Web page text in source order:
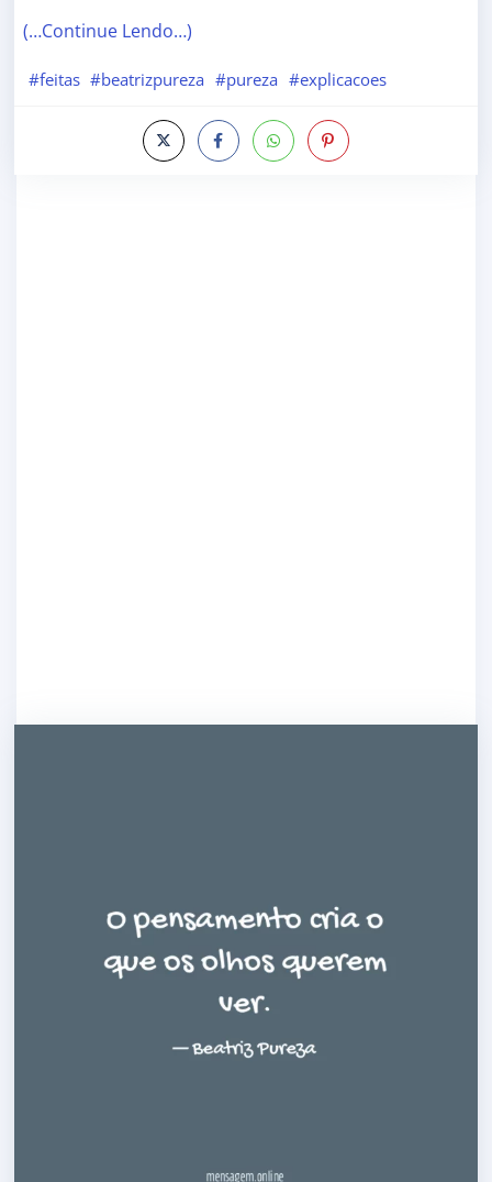
(…Continue Lendo…)
#feitas #beatrizpureza #pureza #explicacoes